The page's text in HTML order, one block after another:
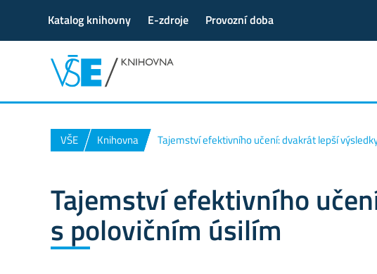
Katalog knihovny E-zdroje Provozní doba
VŠE Knihovna Tajemství efektivního učení: dvakrát lepší
Tajemství efektivního
s polovičním úsilím